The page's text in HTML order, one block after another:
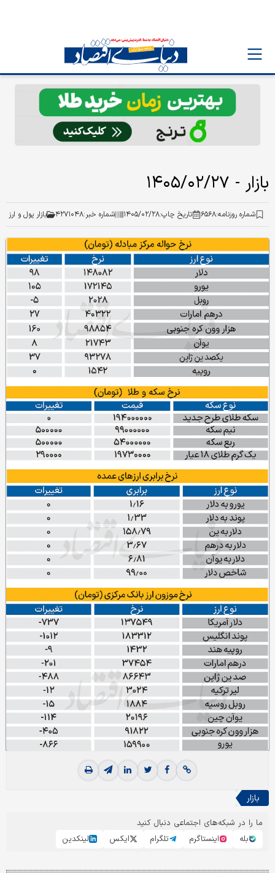
بازار - ۱۴۰۵/۰۲/۲۷
شماره روزنامه:۶۵۶۸ تاریخ چاپ:۱۴۰۵/۰۲/۲۸ شماره خبر:۴۲۷۱۰۴۸ بازار پول و ارز
بازار
ما را در شبکه‌های اجتماعی دنبال کنید
بله
اینستاگرم تلگرام ایکس لینکدین